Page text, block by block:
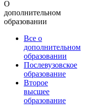
О
дополнительном
образовании
Все о
дополнительном
образовании
Послевузовское
образование
Второе
высшее
образование